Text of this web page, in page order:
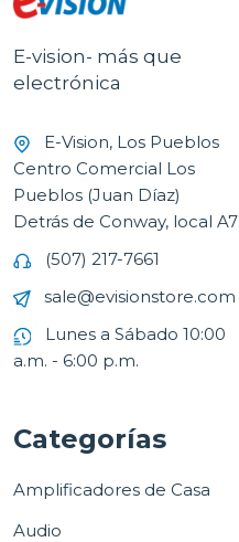
E-vision- más que
electrónica
E-Vision, Los Pueblos
Centro Comercial Los
Pueblos (Juan Díaz)
Detrás de Conway, local A7
(507) 217-7661
sale@evisionstore.com
Lunes a Sábado 10:00
a.m. - 6:00 p.m.
Categorías
Amplificadores de Casa
Audio